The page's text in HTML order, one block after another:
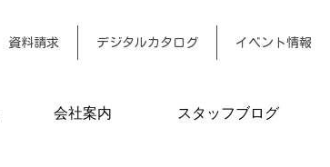
資料請求 デジタルカタログ イベント情報
会社案内 スタッフブログ